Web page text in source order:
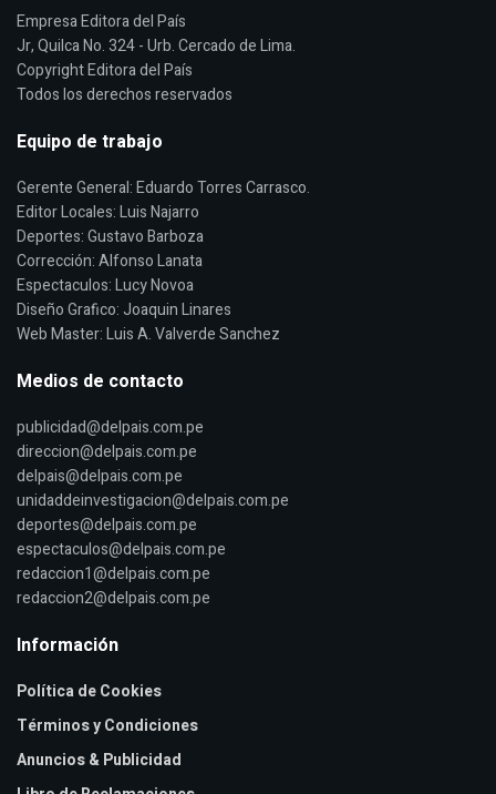
Empresa Editora del País
Jr, Quilca No. 324 - Urb. Cercado de Lima.
Copyright Editora del País
Todos los derechos reservados
Equipo de trabajo
Gerente General: Eduardo Torres Carrasco.
Editor Locales: Luis Najarro
Deportes: Gustavo Barboza
Corrección: Alfonso Lanata
Espectaculos: Lucy Novoa
Diseño Grafico: Joaquin Linares
Web Master: Luis A. Valverde Sanchez
Medios de contacto
publicidad@delpais.com.pe
direccion@delpais.com.pe
delpais@delpais.com.pe
unidaddeinvestigacion@delpais.com.pe
deportes@delpais.com.pe
espectaculos@delpais.com.pe
redaccion1@delpais.com.pe
redaccion2@delpais.com.pe
Información
Política de Cookies
Términos y Condiciones
Anuncios & Publicidad